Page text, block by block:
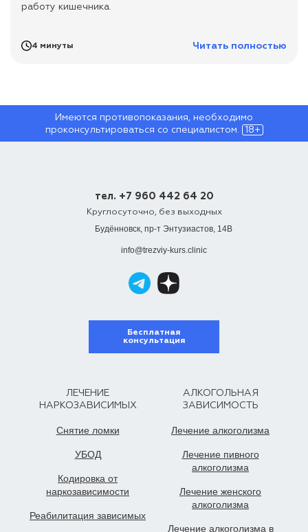
работу кишечника.
4 минуты Читать полностью
Имеются противопоказания, необходимо
проконсультироваться со специалистом.
18+
тел. +7 960 442 64 20
Круглосуточно, без выходных
Будённовск, пр-т Энтузиастов, 14В
info@trezviy-kurs.clinic
Бесплатная
консультация
ЛЕЧЕНИЕ
НАРКОЗАВИСИМЫХ
Снятие ломки
УБОД
Кодировка от
наркозависимости
Реабилитация зависимых
АЛКОГОЛЬНАЯ
ЗАВИСИМОСТЬ
Лечение алкоголизма
Лечение пивного
алкоголизма
Лечение женского
алкоголизма
Лечение алкоголизма в